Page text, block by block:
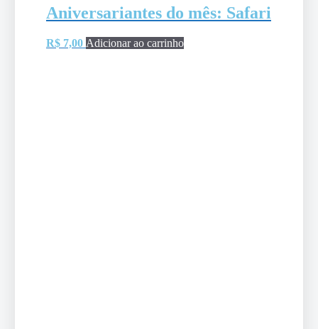
Aniversariantes do mês: Safari
R$7,00 Adicionar ao carrinho